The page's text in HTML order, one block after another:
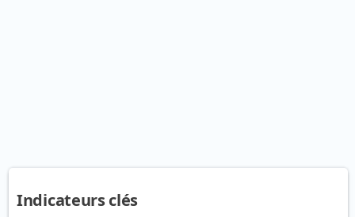
Indicateurs clés